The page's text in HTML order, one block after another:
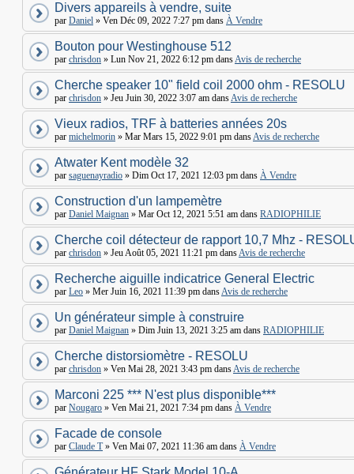
Divers appareils à vendre, suite
par Daniel » Ven Déc 09, 2022 7:27 pm dans À Vendre
Bouton pour Westinghouse 512
par chrisdon » Lun Nov 21, 2022 6:12 pm dansAvis de recherche
Cherche speaker 10" field coil 2000 ohm - RESOLU
par chrisdon » Jeu Juin 30, 2022 3:07 am dansAvis de recherche
Vieux radios, TRF à batteries années 20s
par michelmorin » Mar Mars 15, 2022 9:01 pm dansAvis de recherche
Atwater Kent modèle 32
par saguenayradio » Dim Oct 17, 2021 12:03 pm dans À Vendre
Construction d'un lampemètre
par Daniel Maignan » Mar Oct 12, 2021 5:51 am dans RADIOPHILIE
Cherche coil détecteur de rapport 10,7 Mhz -
par chrisdon » Jeu Août 05, 2021 11:21 pm dansAvis de recherche
Recherche aiguille indicatrice General Electric
par Leo » Mer Juin 16, 2021 11:39 pm dansAvis de recherche
Un générateur simple à construire
par Daniel Maignan » Dim Juin 13, 2021 3:25 am dans RADIOPHILIE
Cherche distorsiomètre - RESOLU
par chrisdon » Ven Mai 28, 2021 3:43 pm dansAvis de recherche
Marconi 225 *** N'est plus disponible***
par Nougaro » Ven Mai 21, 2021 7:34 pm dans À Vendre
Facade de console
par Claude T» Ven Mai 07, 2021 11:36 am dans À Vendre